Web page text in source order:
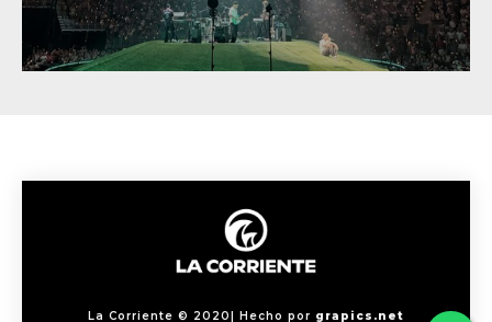
La Corriente © 2020| Hecho por grapics.net